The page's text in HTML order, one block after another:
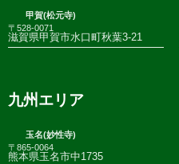
甲賀(松元寺)
〒528-0071
滋賀県甲賀市水口町秋葉3-21
九州エリア
玉名(妙性寺)
〒865-0064
熊本県玉名市中1735